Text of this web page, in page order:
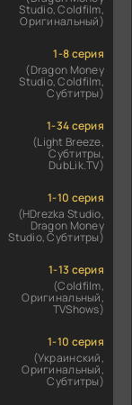
Studio, Coldfilm,
Оригинальный)
1-8 серия
(Dragon Money
Studio, Coldfilm,
Субтитры)
1-34 серия
(Light Breeze,
Субтитры,
DubLik.TV)
1-10 серия
(HDrezka Studio,
Dragon Money
Studio, Субтитры)
1-13 серия
(Coldfilm,
Оригинальный,
TVShows)
1-10 серия
(Украинский,
Оригинальный,
Субтитры)